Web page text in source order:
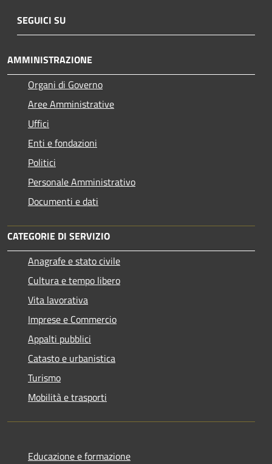
SEGUICI SU
AMMINISTRAZIONE
Organi di Governo
Aree Amministrative
Uffici
Enti e fondazioni
Politici
Personale Amministrativo
Documenti e dati
CATEGORIE DI SERVIZIO
Anagrafe e stato civile
Cultura e tempo libero
Vita lavorativa
Imprese e Commercio
Appalti pubblici
Catasto e urbanistica
Turismo
Mobilità e trasporti
Educazione e formazione